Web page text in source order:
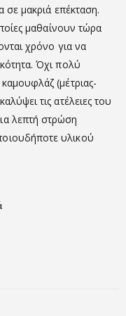
σε μακριά επέκταση.
μαθαίνουν τώρα
χρόνο για να
Όχι πολύ
(μέτριας-
τις ατέλειες του
λεπτή στρώση
υλικού